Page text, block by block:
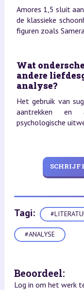
Amores 1,5 sluit
de klassieke
figuren zoals
Wat
andere
analyse?
Het gebruik van
aantrekken en
psychologische
SCHRIJF
Tagi:
#ANALYSE
Beoordeel:
Log in om het werk